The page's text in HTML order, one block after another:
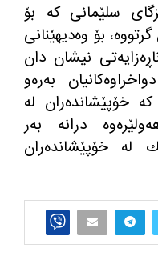
سلێمانی كه‌ بۆ
مانیان گرتووه‌، بۆ وه‌دیهێنانی
نیشان دان
به‌ره‌و
كه‌ خۆپێشانده‌ران له‌
درانه‌ به‌ر
له‌ خۆپێشانده‌ران